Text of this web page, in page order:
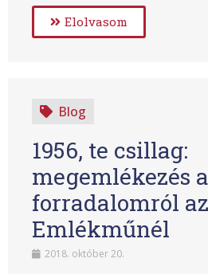
Elolvasom
Blog
1956, te csillag:
megemlékezés a
forradalomról az
Emlékműnél
2018. október 20.